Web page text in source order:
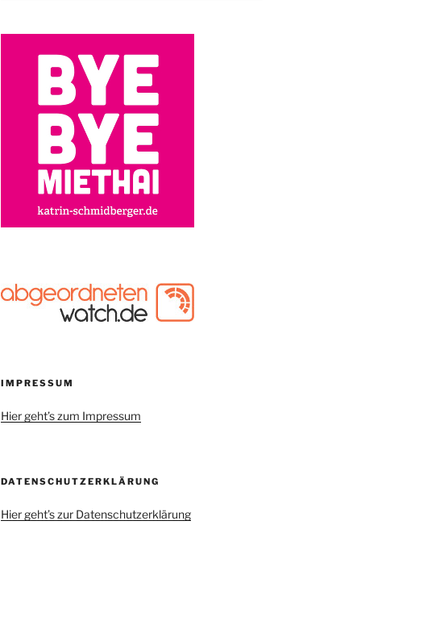
IMPRESSUM
Hier geht’s zum Impressum
DATENSCHUTZERKLÄRUNG
Hier geht’s zur Datenschutzerklärung